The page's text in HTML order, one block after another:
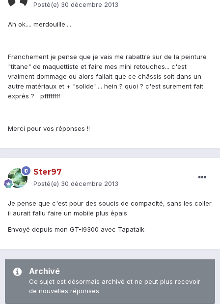
Posté(e) 30 décembre 2013
Ah ok.... merdouille....
Franchement je pense que je vais me rabattre sur de la peinture
"titane" de maquettiste et faire mes mini retouches... c'est
vraiment dommage ou alors fallait que ce châssis soit dans un
autre matériaux et + "solide".... hein ? quoi ? c'est surement fait
exprès ? pffffffff
Merci pour vos réponses !!
Ster97
Posté(e) 30 décembre 2013
Je pense que c'est pour des soucis de compacité, sans les coller
il aurait fallu faire un mobile plus épais
Envoyé depuis mon GT-I9300 avec Tapatalk
Archivé
Ce sujet est désormais archivé et ne peut plus recevoir
de nouvelles réponses.